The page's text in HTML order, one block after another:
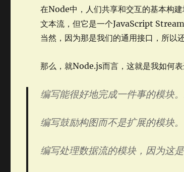
在Node中，人们共享和交互的基本构
文本流，但它是一个JavaScript
当然，因为那是我们的通用接口，所以
那么，就Node.js而言，这就是我如何
编写能很好地完成一件事的模块
编写鼓励构图而不是扩展的模块。
编写处理数据流的模块，因为这是